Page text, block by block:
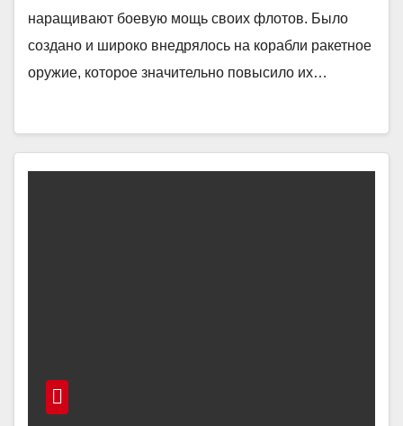
наращивают боевую мощь своих флотов. Было
создано и широко внедрялось на корабли ракетное
оружие, которое значительно повысило их…